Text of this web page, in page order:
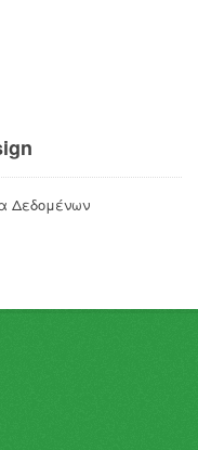
Δεδομένων